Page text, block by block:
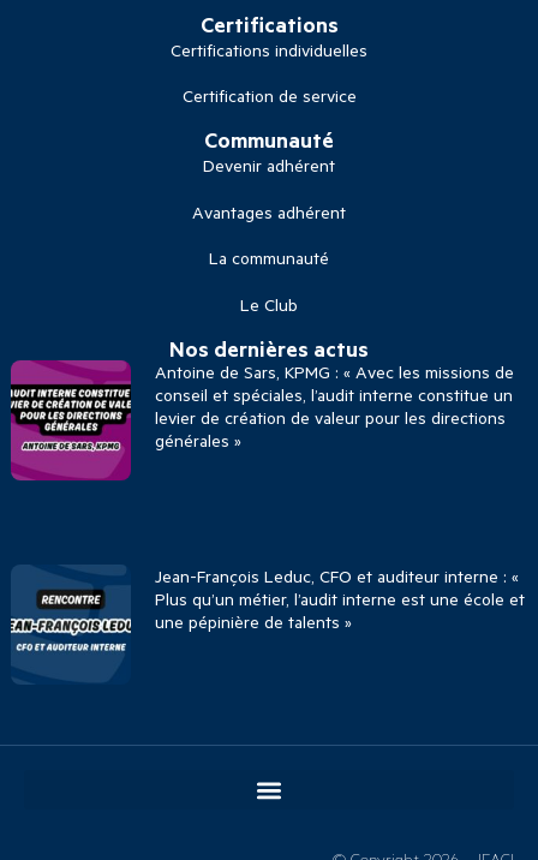
Certifications
Certifications individuelles
Certification de service
Communauté
Devenir adhérent
Avantages adhérent
La communauté
Le Club
Nos dernières actus
Antoine de Sars, KPMG : « Avec les missions de
conseil et spéciales, l’audit interne constitue un
levier de création de valeur pour les directions
générales »
Jean-François Leduc, CFO et auditeur interne : «
Plus qu’un métier, l’audit interne est une école et
une pépinière de talents »